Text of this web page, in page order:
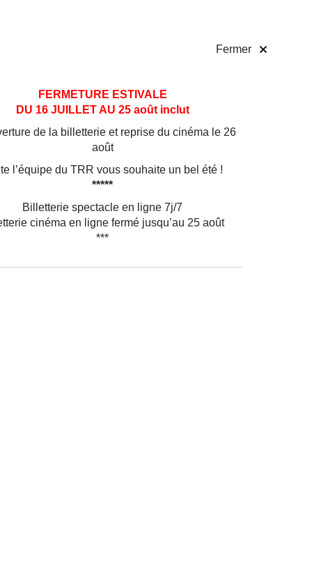
Fermer
FERMETURE ESTIVALE
DU 16 JUILLET AU 25 août inclut
de la billetterie et reprise du cinéma le 26
août
l’équipe du TRR vous souhaite un bel été !
*****
Billetterie spectacle en ligne 7j/7
cinéma en ligne fermé jusqu’au 25 août
***